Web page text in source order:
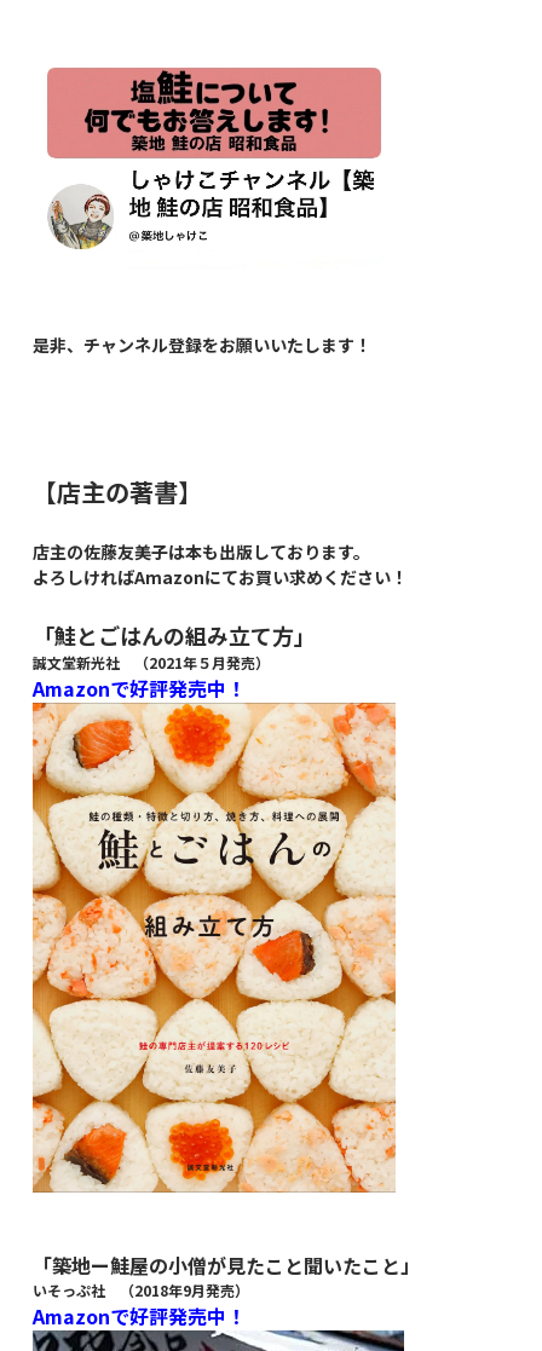
是非、チャンネル登録をお願いいたします！
【店主の著書】
店主の佐藤友美子は本も出版しております。
よろしければAmazonにてお買い求めください！
「鮭とごはんの組み立て方」
誠文堂新光社 （2021年５月発売）
Amazonで好評発売中！
「築地ー鮭屋の小僧が見たこと聞いたこと」
いそっぷ社 （2018年9月発売）
Amazonで好評発売中！